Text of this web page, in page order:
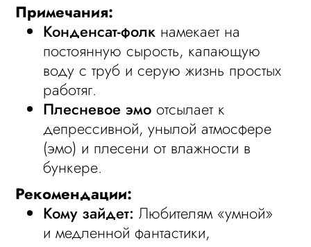
Примечания:
Конденсат-фолк намекает на
постоянную сырость, капающую
воду с труб и серую жизнь простых
работяг.
Плесневое эмо отсылает к
депрессивной, унылой атмосфере
(эмо) и плесени от влажности в
бункере.
Рекомендации:
Кому зайдет: Любителям «умной»
и медленной фантастики,